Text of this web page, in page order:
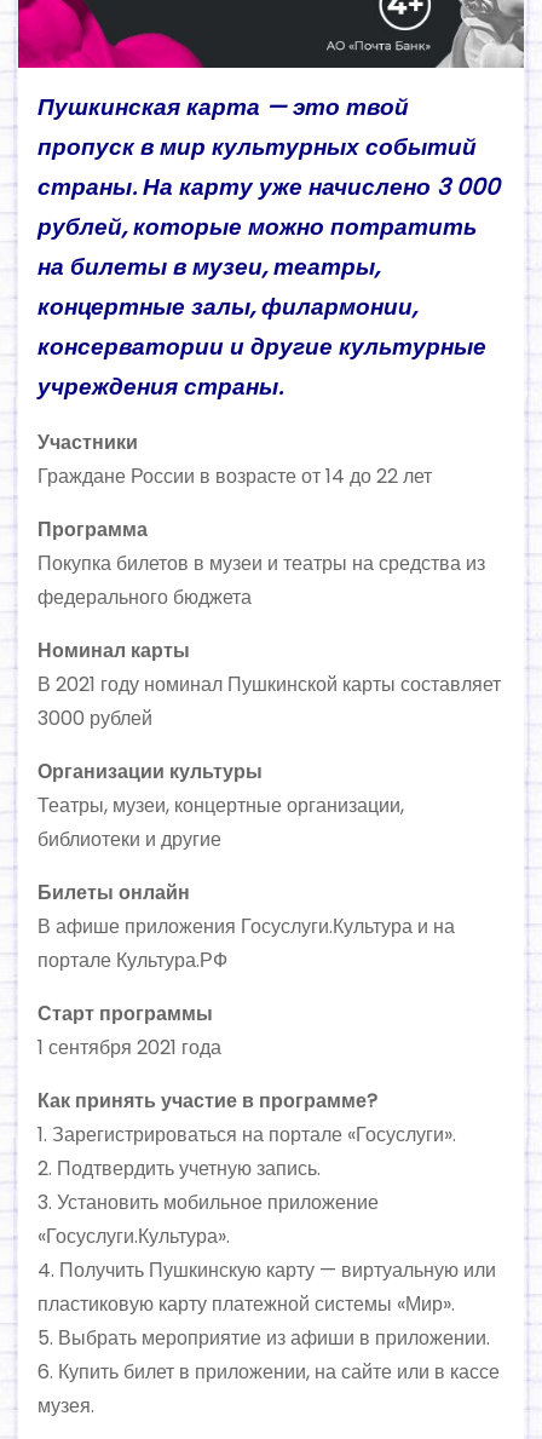
Пушкинская карта — это твой
пропуск в мир культурных событий
страны. На карту уже начислено 3 000
рублей, которые можно потратить
на билеты в музеи, театры,
концертные залы, филармонии,
консерватории и другие культурные
учреждения страны.
Участники
Граждане России в возрасте от 14 до 22 лет
Программа
Покупка билетов в музеи и театры на средства из
федерального бюджета
Номинал карты
В 2021 году номинал Пушкинской карты составляет
3000 рублей
Организации культуры
Театры, музеи, концертные организации,
библиотеки и другие
Билеты онлайн
В афише приложения Госуслуги.Культура и на
портале Культура.РФ
Старт программы
1 сентября 2021 года
Как принять участие в программе?
1. Зарегистрироваться на портале «Госуслуги».
2. Подтвердить учетную запись.
3. Установить мобильное приложение
«Госуслуги.Культура».
4. Получить Пушкинскую карту — виртуальную или
пластиковую карту платежной системы «Мир».
5. Выбрать мероприятие из афиши в приложении.
6. Купить билет в приложении, на сайте или в кассе
музея.